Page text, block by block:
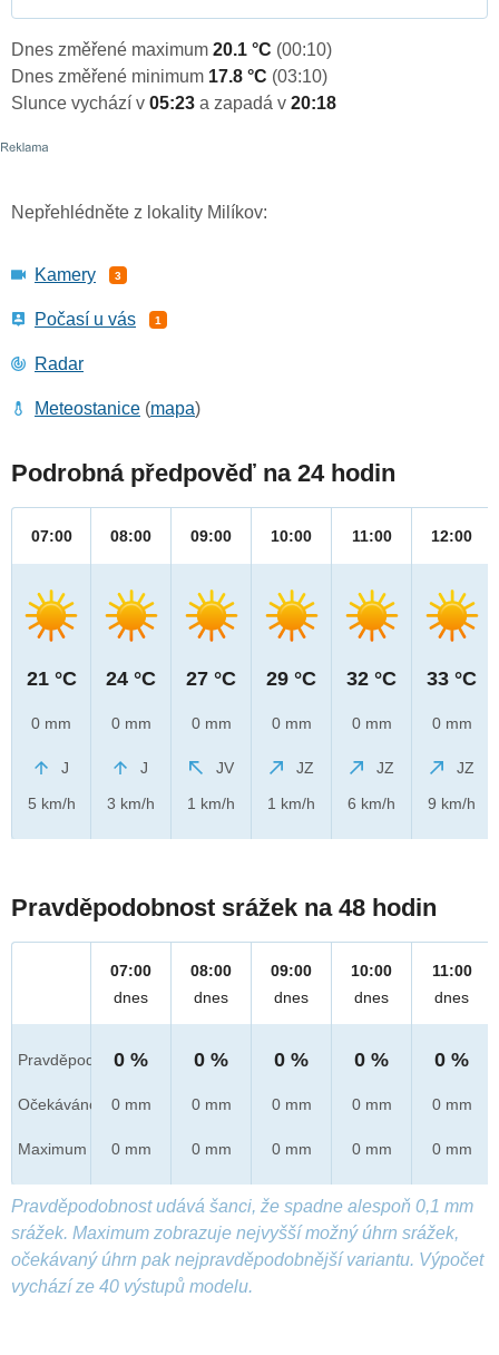
Dnes změřené maximum 20.1 °C (00:10)
Dnes změřené minimum 17.8 °C (03:10)
Slunce vychází v 05:23 a zapadá v 20:18
Nepřehlédněte z lokality Milíkov:
Kamery 3
Počasí u vás 1
Radar
Meteostanice (mapa)
Podrobná předpověď na 24 hodin
07:00
21 °C
0 mm
J
5 km/h
08:00
24 °C
0 mm
J
3 km/h
09:00
27 °C
0 mm
JV
1 km/h
10:00
29 °C
0 mm
JZ
1 km/h
11:00
32 °C
0 mm
JZ
6 km/h
12:00
33 °C
0 mm
JZ
9 km/h
Pravděpodobnost srážek na 48 hodin
Pravděpod.
Očekáváno
Maximum
07:00
dnes
0 %
0 mm
0 mm
08:00
dnes
0 %
0 mm
0 mm
09:00
dnes
0 %
0 mm
0 mm
10:00
dnes
0 %
0 mm
0 mm
11:00
dnes
0 %
0 mm
0 mm
Pravděpodobnost udává šanci, že spadne alespoň 0,1 mm
srážek. Maximum zobrazuje nejvyšší možný úhrn srážek,
očekávaný úhrn pak nejpravděpodobnější variantu. Výpočet
vychází ze 40 výstupů modelu.